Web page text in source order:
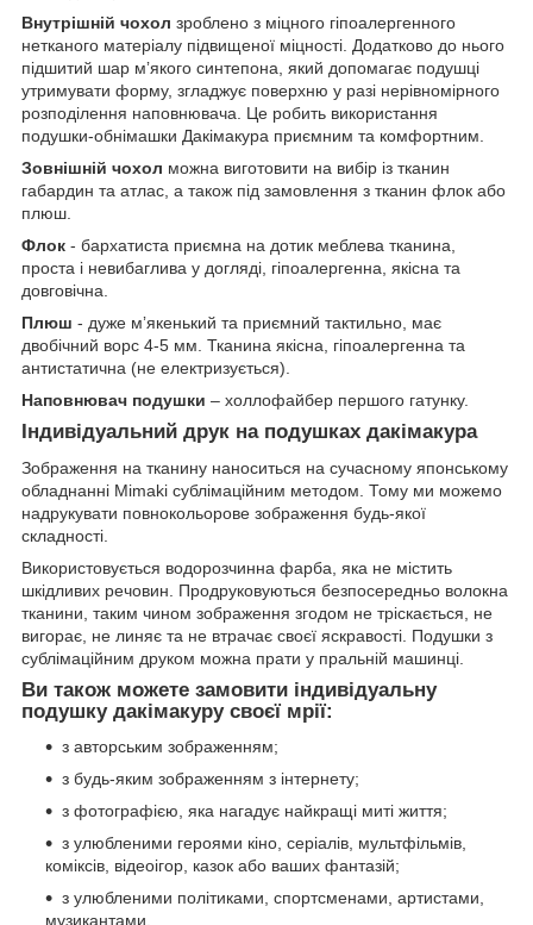
Внутрішній чохол зроблено з міцного гіпоалергенного
нетканого матеріалу підвищеної міцності. Додатково до нього
підшитий шар мʼякого синтепона, який допомагає подушці
утримувати форму, згладжує поверхню у разі нерівномірного
розподілення наповнювача. Це робить використання
подушки-обнімашки Дакімакура приємним та комфортним.
Зовнішній чохол можна виготовити на вибір із тканин
габардин та атлас, а також під замовлення з тканин флок або
плюш.
Флок - бархатиста приємна на дотик меблева тканина,
проста і невибаглива у догляді, гіпоалергенна, якісна та
довговічна.
Плюш - дуже мʼякенький та приємний тактильно, має
двобічний ворс 4-5 мм. Тканина якісна, гіпоалергенна та
антистатична (не електризується).
Наповнювач подушки – холлофайбер першого гатунку.
Індивідуальний друк на подушках дакімакура
Зображення на тканину наноситься на сучасному японському
обладнанні Mimaki сублімаційним методом. Тому ми можемо
надрукувати повнокольорове зображення будь-якої
складності.
Використовується водорозчинна фарба, яка не містить
шкідливих речовин. Продруковуються безпосередньо волокна
тканини, таким чином зображення згодом не тріскається, не
вигорає, не линяє та не втрачає своєї яскравості. Подушки з
сублімаційним друком можна прати у пральній машинці.
Ви також можете замовити індивідуальну
подушку дакімакуру своєї мрії:
з авторським зображенням;
з будь-яким зображенням з інтернету;
з фотографією, яка нагадує найкращі миті життя;
з улюбленими героями кіно, серіалів, мультфільмів,
коміксів, відеоігор, казок або ваших фантазій;
з улюбленими політиками, спортсменами, артистами,
музикантами.